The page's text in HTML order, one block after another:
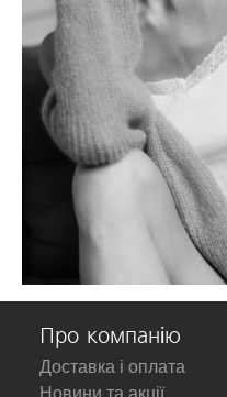
Про компанію
Доставка і оплата
Новини та акції